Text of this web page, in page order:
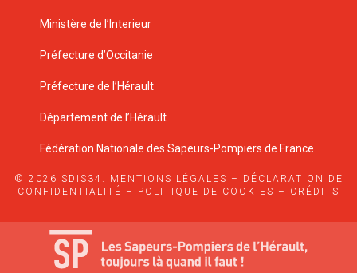
Ministère de l’Interieur
Préfecture d’Occitanie
Préfecture de l’Hérault
Département de l’Hérault
Fédération Nationale des Sapeurs-Pompiers de France
© 2026 SDIS34. MENTIONS LÉGALES –
DÉCLARATION DE
CONFIDENTIALITÉ – POLITIQUE DE COOKIES – CRÉDITS